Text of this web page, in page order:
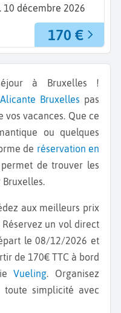
10 décembre 2026
170 €
Alicante Bruxelles pas
vacances. Que ce
ou quelques
de réservation en
de trouver les
un vol direct
le 08/12/2026 et
de 170€ TTC à bord
Vueling. Organisez
simplicité avec